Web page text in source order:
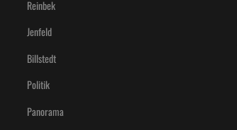
Reinbek
Jenfeld
Billstedt
Politik
Panorama